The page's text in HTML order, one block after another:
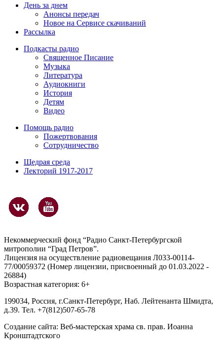
День за днем
Анонсы передач
Новое на Сервисе скачиваний
Рассылка
Подкасты радио
Священное Писание
Музыка
Литература
Аудиокниги
История
Детям
Видео
Помощь радио
Пожертвования
Сотрудничество
Щедрая среда
Лекторий 1917-2017
Некоммерческий фонд “Радио Санкт-Петербургской
митрополии “Град Петров”.
Лицензия на осуществление радиовещания Л033-00114-
77/00059372 (Номер лицензии, присвоенный до 01.03.2022 -
26884)
Возрастная категория: 6+
199034, Россия, г.Санкт-Петербург, Наб. Лейтенанта Шмидта,
д.39. Тел. +7(812)507-65-78
Создание сайта: Веб-мастерская храма св. прав. Иоанна
Кронштадтского